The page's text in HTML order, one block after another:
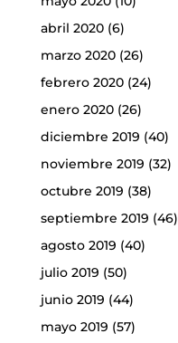
abril 2020(6)
marzo 2020(26)
febrero 2020(24)
enero 2020(26)
diciembre 2019 (40)
noviembre 2019 (32)
octubre 2019 (38)
septiembre 2019 (46)
agosto 2019 (40)
julio 2019 (50)
junio 2019 (44)
mayo 2019 (57)